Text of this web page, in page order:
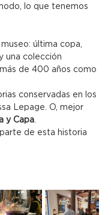
lo que tenemos
última copa,
una colección
de 400 años como
conservadas en los
Lepage. O, mejor
y Capa.
de esta historia